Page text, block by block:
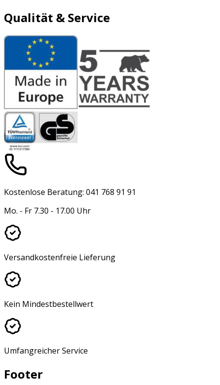
Qualität & Service
Kostenlose Beratung: 041 768 91 91
Mo. - Fr 7.30 - 17.00 Uhr
Versandkostenfreie Lieferung
Kein Mindestbestellwert
Umfangreicher Service
Footer